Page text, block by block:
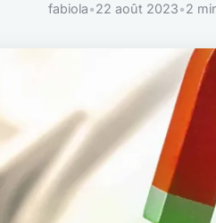
fabiola•22 août 2023•2